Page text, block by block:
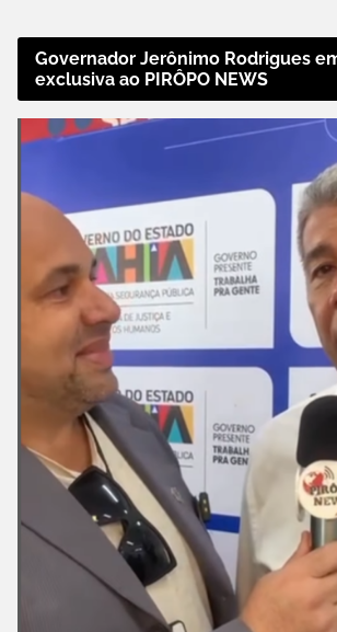
Governador Jerônimo Rodrigues
exclusiva ao PIRÔPO NEWS